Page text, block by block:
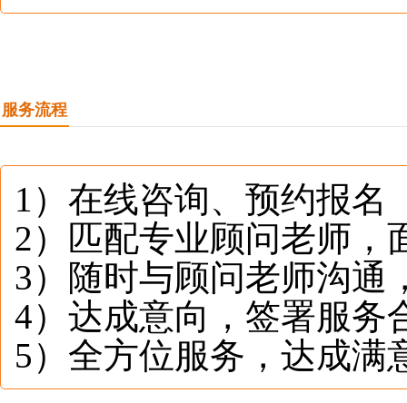
服务流程
1）在线咨询、预约报名
2）匹配专业顾问老师，
3）随时与顾问老师沟通
4）达成意向，签署服务
5）全方位服务，达成满